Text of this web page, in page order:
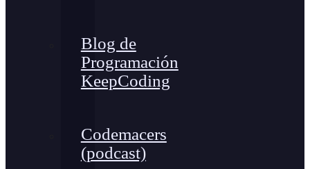
Blog de
Programación
KeepCoding
Codemacers
(podcast)